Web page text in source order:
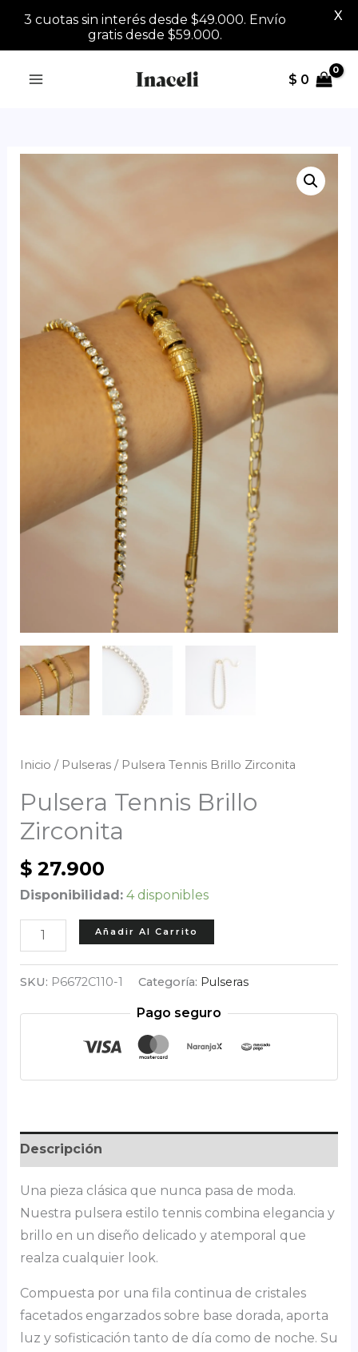
$ 0
Inicio / Pulseras/ Pulsera Tennis Brillo Zirconita
Pulsera Tennis Brillo
Zirconita
$27.900
Disponibilidad: 4 disponibles
Pulsera
Tennis
Brillo
cantidad
Añadir Al Carrito
SKU: P6672C110-1 Categoría: Pulseras
Pago seguro
Descripción
Una pieza clásica que nunca pasa de moda.
Nuestra pulsera estilo tennis combina elegancia y
brillo en un diseño delicado y atemporal que
realza cualquier look.
Compuesta por una fila continua de cristales
facetados engarzados sobre base dorada, aporta
luz y sofisticación tanto de día como de noche. Su
3 cuotas sin interés desde $49.000. Envío
gratis desde $59.000.
X